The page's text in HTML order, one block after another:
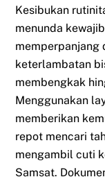
Kesibukan
menunda
memperpanjang
keterlambatan
membengkak
Menggunakan
memberikan
repot mencari
mengambil cuti
Samsat.